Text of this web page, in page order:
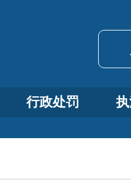
行政处罚